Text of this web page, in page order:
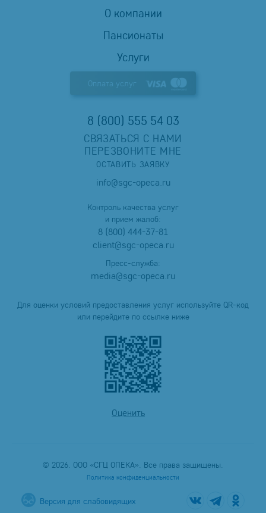
Пансионаты
Услуги
О компании
Оплата услуг
8 (800) 555 54 03
СВЯЗАТЬСЯ С НАМИ
ПЕРЕЗВОНИТЕ МНЕ
ОСТАВИТЬ ЗАЯВКУ
info@sgc-opeca.ru
Контроль качества услуг
и прием жалоб:
8 (800) 444-37-81
client@sgc-opeca.ru
Пресс-служба:
media@sgc-opeca.ru
Для оценки условий предоставления услуг используйте QR-код
или перейдите по ссылке ниже
Оценить
© 2026. ООО «СГЦ ОПЕКА». Все права защищены.
Политика конфиденциальности
Версия для слабовидящих